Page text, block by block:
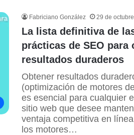
Fabriciano González 29 de
La lista definitiva de
prácticas de SEO para
resultados duraderos
Obtener resultados
(optimización de motores
es esencial para cualquier
sitio web que desee
ventaja competitiva en
los motores…